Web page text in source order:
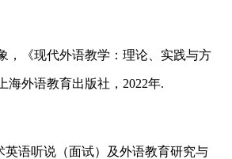
，《现代外语教学：理论、实践与方
海外语教育出版社，2022年.
英语听说（面试）及外语教育研究与